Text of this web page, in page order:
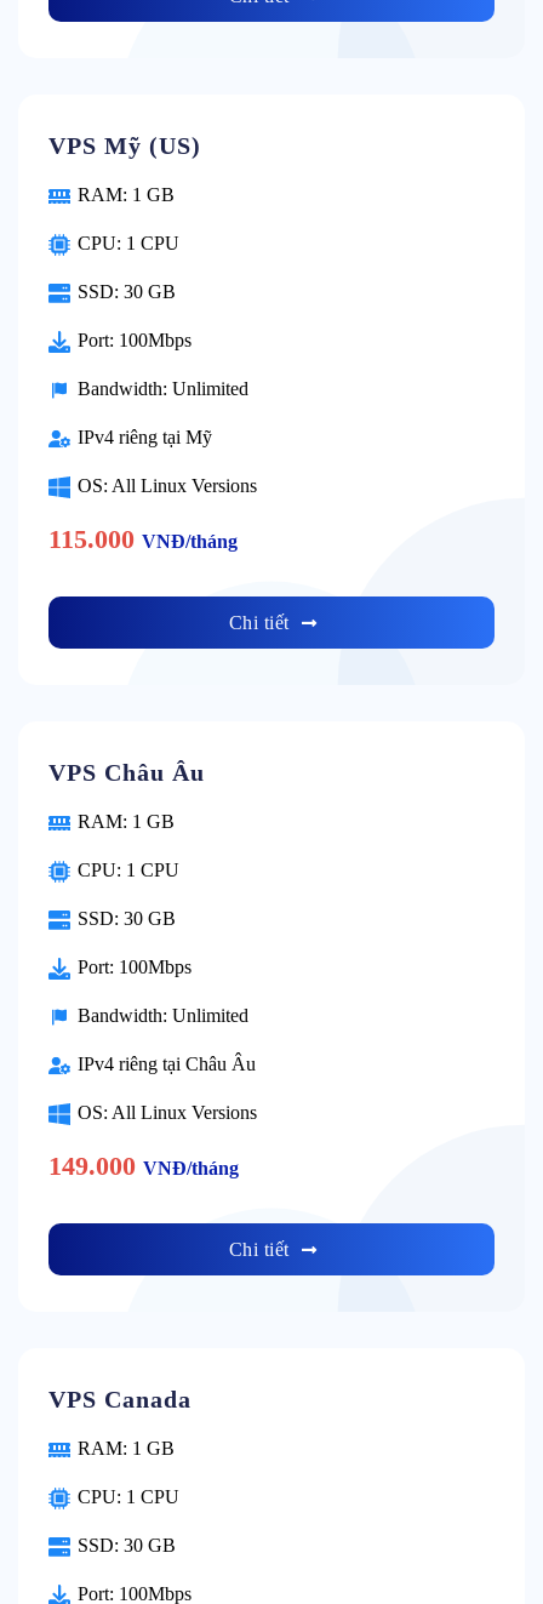
VPS Mỹ (US)
RAM: 1 GB
CPU: 1 CPU
SSD: 30 GB
Port: 100Mbps
Bandwidth: Unlimited
IPv4 riêng tại Mỹ
OS: All Linux Versions
115.000 VNĐ/tháng
Chi tiết
VPS Châu Âu
RAM: 1 GB
CPU: 1 CPU
SSD: 30 GB
Port: 100Mbps
Bandwidth: Unlimited
IPv4 riêng tại Châu Âu
OS: All Linux Versions
149.000 VNĐ/tháng
Chi tiết
VPS Canada
RAM: 1 GB
CPU: 1 CPU
SSD: 30 GB
Port: 100Mbps